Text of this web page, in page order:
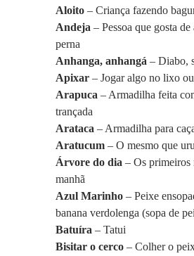
Aloito – Criança fazendo
Andeja – Pessoa que gosta
perna
Anhanga, anhangá – Diabo,
Apixar – Jogar algo no lixo
Arapuca – Armadilha feita
trançada
Arataca – Armadilha para
Aratucum – O mesmo que
Árvore do dia – Os primeiros
manhã
Azul Marinho – Peixe
banana verdolenga (sopa de
Batuíra – Tatui
Bisitar o cerco – Colher o